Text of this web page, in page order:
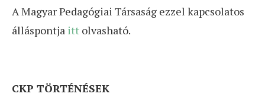
A Magyar Pedagógiai Társaság ezzel kapcsolatos
álláspontja itt olvasható.
CKP TÖRTÉNÉSEK